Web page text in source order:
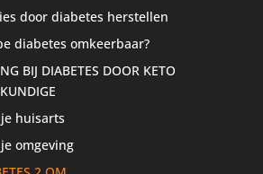
door diabetes herstellen
diabetes omkeerbaar?
BIJ DIABETES DOOR KETO
huisarts
omgeving